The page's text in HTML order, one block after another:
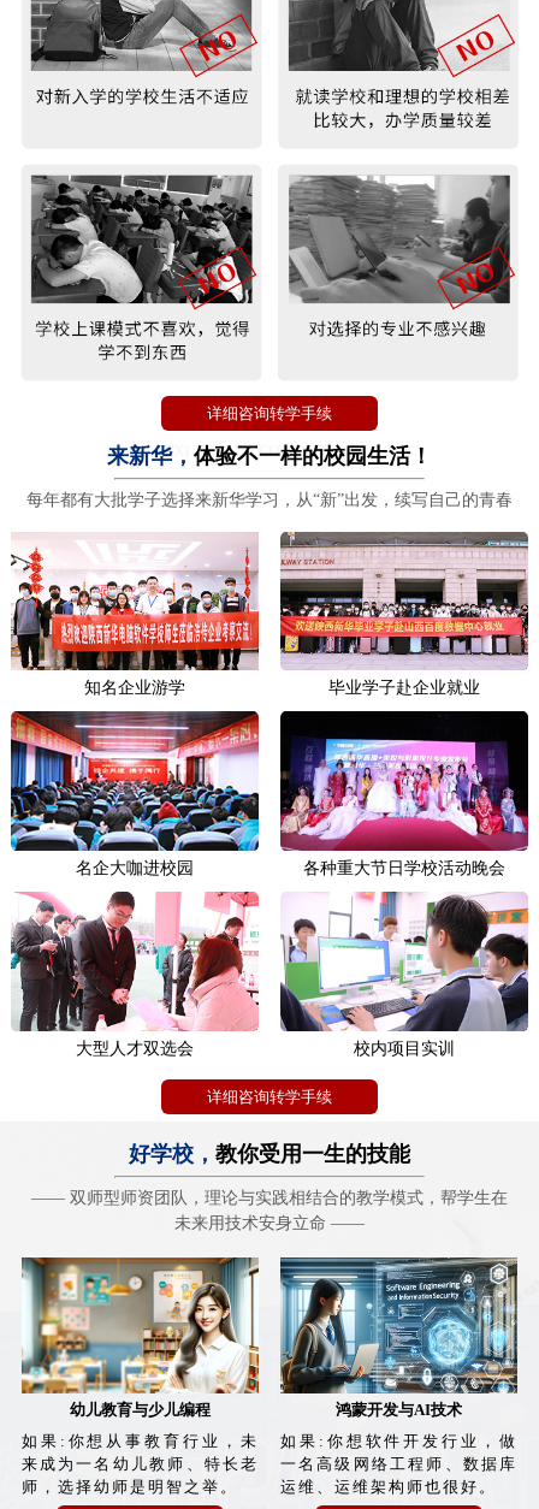
详细咨询转学手续
SHAANXI XINHUA COMPUTER SCHOOL
来新华， 体验不一样的校园生活！
每年都有大批学子选择来新华学习，从“新”出发，续写自己的青春
知名企业游学 毕业学子赴企业就业
名企大咖进校园 各种重大节日学校活动晚会
大型人才双选会 校内项目实训
详细咨询转学手续
SHAANXI XINHUA COMPUTER SCHOOL
好学校， 教你受用一生的技能
—— 双师型师资团队，理论与实践相结合的教学模式，帮学生在
未来用技术安身立命 ——
幼儿教育与少儿编程
如果:你想从事教育行业，未
来成为一名幼儿教师、特长老
师，选择幼师是明智之举。
鸿蒙开发与AI技术
如果:你想软件开发行业，做
一名高级网络工程师、数据库
运维、运维架构师也很好。